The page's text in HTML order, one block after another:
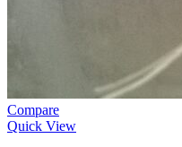
Compare
Quick View